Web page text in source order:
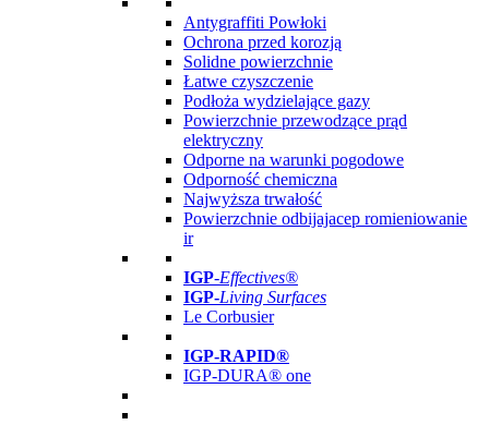
Antygraffiti Powłoki
Ochrona przed korozją
Solidne powierzchnie
Łatwe czyszczenie
Podłoża wydzielające gazy
Powierzchnie przewodzące prąd
elektryczny
Odporne na warunki pogodowe
Odporność chemiczna
Najwyższa trwałość
Powierzchnie odbijajacep romieniowanie
ir
IGP-Effectives®
IGP-Living Surfaces
Le Corbusier
IGP-RAPID®
IGP-DURA® one